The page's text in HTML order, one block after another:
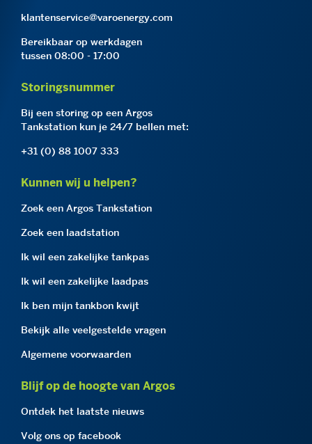
klantenservice@varoenergy.com
Bereikbaar op werkdagen
tussen 08:00 - 17:00
Storingsnummer
Bij een storing op een Argos
Tankstation kun je 24/7 bellen met:
+31 (0) 88 1007 333
Kunnen wij u helpen?
Zoek een Argos Tankstation
Zoek een laadstation
Ik wil een zakelijke tankpas
Ik wil een zakelijke laadpas
Ik ben mijn tankbon kwijt
Bekijk alle veelgestelde vragen
Algemene voorwaarden
Blijf op de hoogte van Argos
Ontdek het laatste nieuws
Volg ons op facebook